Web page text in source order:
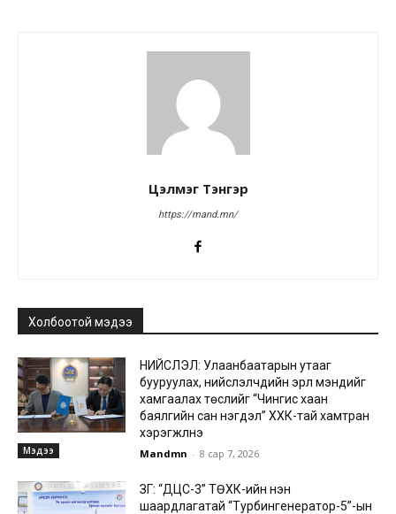
Цэлмэг Тэнгэр
https://mand.mn/
Холбоотой мэдээ
Мэдээ
НИЙСЛЭЛ: Улаанбаатарын утааг
бууруулах, нийслэлчүүдийн эрүүл мэндийг
хамгаалах төслийг “Чингис хаан
баялгийн сан нэгдэл” ХХК-тай хамтран
хэрэгжүүлнэ
Mandmn - 8 сар 7, 2026
ЗГ: “ДЦС-3” ТӨХК-ийн нэн
шаардлагатай “Турбингенератор-5”-ын